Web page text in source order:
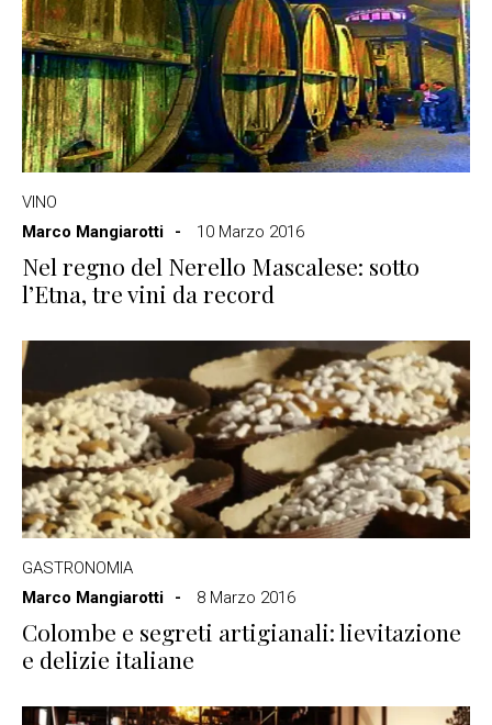
VINO
Marco Mangiarotti
10 Marzo 2016
Nel regno del Nerello Mascalese: sotto
l’Etna, tre vini da record
GASTRONOMIA
Marco Mangiarotti
8 Marzo 2016
Colombe e segreti artigianali: lievitazione
e delizie italiane